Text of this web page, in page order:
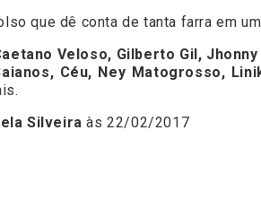
que dê conta de tanta farra em
Veloso, Gilberto Gil,
Céu, Ney Matogrosso,
Silveira às 22/02/2017